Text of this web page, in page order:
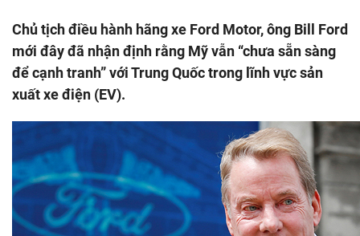
Chủ tịch điều hành hãng xe Ford Motor, ông Bill Ford
mới đây đã nhận định rằng Mỹ vẫn “chưa sẵn sàng
để cạnh tranh” với Trung Quốc trong lĩnh vực sản
xuất xe điện (EV).